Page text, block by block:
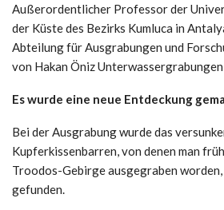
Außerordentlicher Professor der
der Küste des Bezirks Kumluca in
Abteilung für Ausgrabungen und
von Hakan Öniz
Es wurde eine neue Entdeckung
Bei der Ausgrabung wurde das
Kupferkissenbarren, von denen man
Troodos-Gebirge ausgegraben
gefunden.